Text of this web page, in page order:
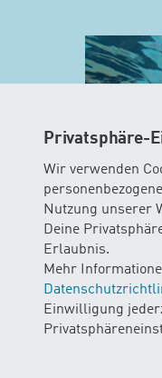
Privatsphäre-
Wir verwenden
Nutzung unserer
Deine
Erlaubnis.
Mehr
Einwilligung
AB
In diesem
Element